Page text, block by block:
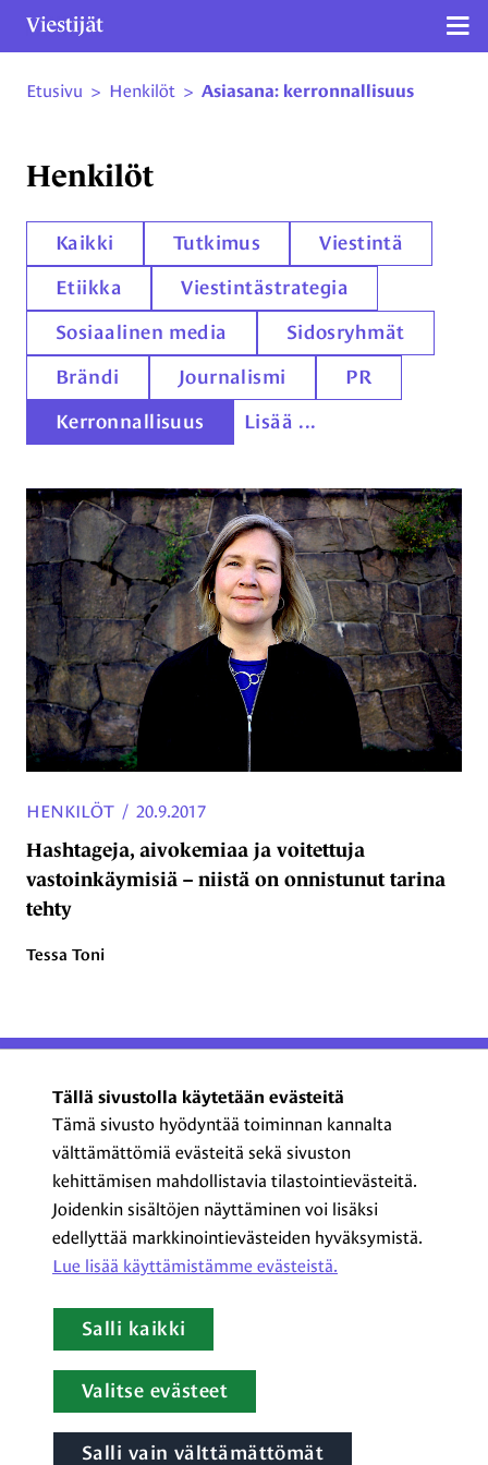
Tällä sivustolla käytetään evästeitä
Tämä sivusto hyödyntää toiminnan kannalta
välttämättömiä evästeitä sekä sivuston
kehittämisen mahdollistavia tilastointievästeitä.
Joidenkin sisältöjen näyttäminen voi lisäksi
edellyttää markkinointievästeiden hyväksymistä.
Lue lisää käyttämistämme evästeistä.​​​​​​
Salli kaikki
Salli vain välttämättömät
Valitse evästeet
Etusivu > Henkilöt > Asiasana: kerronnallisuus
Henkilöt
Kaikki Tutkimus Viestintä
Etiikka Viestintästrategia
Sosiaalinen media Sidosryhmät
Brändi Journalismi PR
Kerronnallisuus Lisää ...
Hashtageja, aivokemiaa ja voitettuja
vastoinkäymisiä – niistä on onnistunut tarina
tehty
HENKILÖT / 20.9.2017
Tessa Toni
ProCom – Viestinnän
ammattilaiset ry
Kasarmikatu 23 A 5, 2. krs
00130 Helsinki
+358 44 720 3022
procom@procom.fi
procom.fi
LinkedInFacebookInstagram